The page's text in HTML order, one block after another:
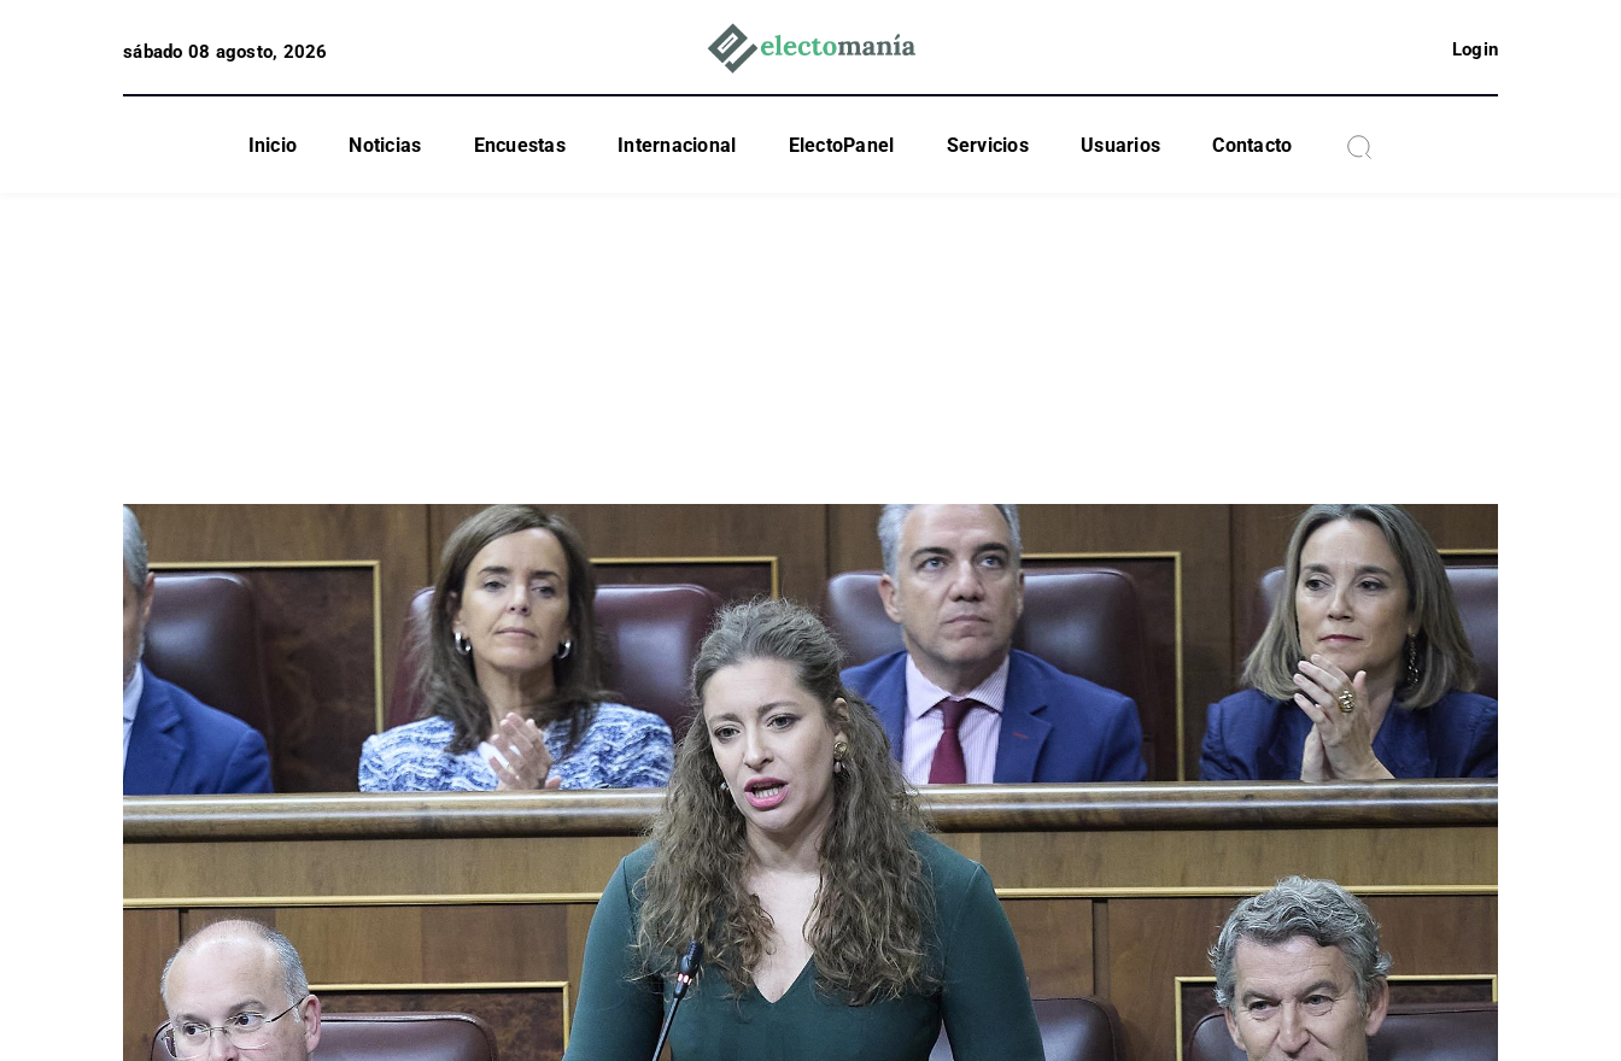
sábado 08 agosto, 2026 Login
Inicio Noticias Encuestas Internacional ElectoPanel Servicios Usuarios Contacto